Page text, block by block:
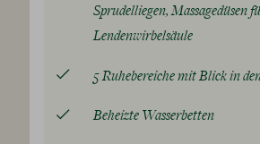
Sprudelliegen, Massagedüsen
Lendenwirbelsäule
5 Ruhebereiche mit Blick in
Beheizte Wasserbetten